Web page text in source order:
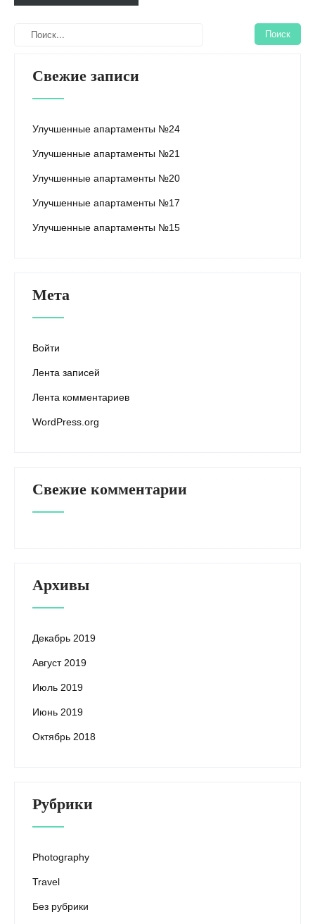
Свежие записи
Улучшенные апартаменты №24
Улучшенные апартаменты №21
Улучшенные апартаменты №20
Улучшенные апартаменты №17
Улучшенные апартаменты №15
Мета
Войти
Лента записей
Лента комментариев
WordPress.org
Свежие комментарии
Архивы
Декабрь 2019
Август 2019
Июль 2019
Июнь 2019
Октябрь 2018
Рубрики
Photography
Travel
Без рубрики